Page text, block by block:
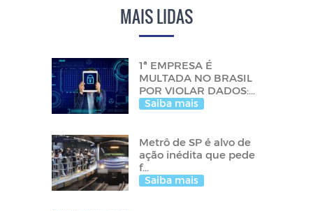
MAIS LIDAS
1ª EMPRESA É
MULTADA NO BRASIL
POR VIOLAR DADOS:...
Saiba mais
Metrô de SP é alvo de
ação inédita que pede
f...
Saiba mais